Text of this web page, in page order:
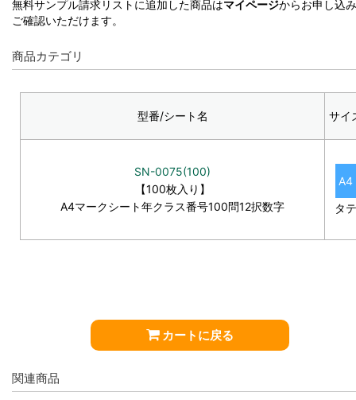
無料サンプル請求リストに追加した商品はマイページからお申し込
ご確認いただけます。
商品カテゴリ
型番/シート名 サイ
SN-0075(100)
【100枚入り】
A4マークシート年クラス番号100問12択数字
A4
タテ
カートに戻る
関連商品